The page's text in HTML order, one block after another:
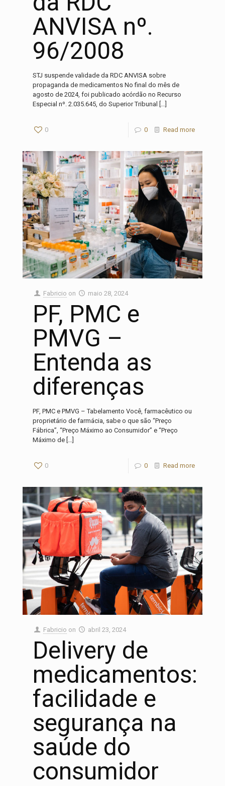
ANVISA nº.
96/2008
STJ suspende validade da RDC ANVISA sobre
propaganda de medicamentos No final do mês de
agosto de 2024, foi publicado acórdão no Recurso
Especial nº. 2.035.645, do Superior Tribunal […]
0 0 Read more
Fabricio on maio 28, 2024
PF, PMC e
PMVG –
Entenda as
diferenças
PF, PMC e PMVG – Tabelamento Você, farmacêutico ou
proprietário de farmácia, sabe o que são “Preço
Fábrica”, “Preço Máximo ao Consumidor” e “Preço
Máximo de […]
0 0 Read more
Fabricio on abril 23, 2024
Delivery de
medicamentos:
facilidade e
segurança na
saúde do
consumidor